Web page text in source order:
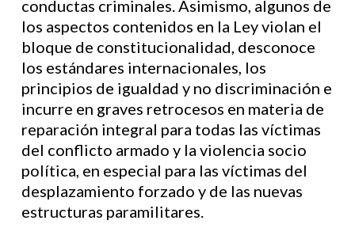
conductas criminales. Asimismo, algunos de
los aspectos contenidos en la Ley violan el
bloque de constitucionalidad, desconoce
los estándares internacionales, los
principios de igualdad y no discriminación e
incurre en graves retrocesos en materia de
reparación integral para todas las víctimas
del conflicto armado y la violencia socio
política, en especial para las víctimas del
desplazamiento forzado y de las nuevas
estructuras paramilitares.